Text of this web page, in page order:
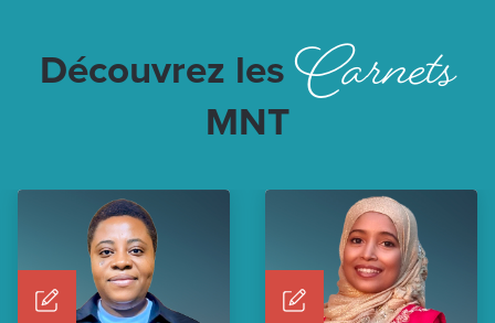
Découvrez lesCarnets
MNT